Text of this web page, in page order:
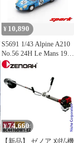
¥ 10,890
S5691 1/43 Alpine A210
No.56 24H Le Mans 1967
G. Larrousse- P. Depailler
¥74,660
【新品】 ゼノア 刈払機